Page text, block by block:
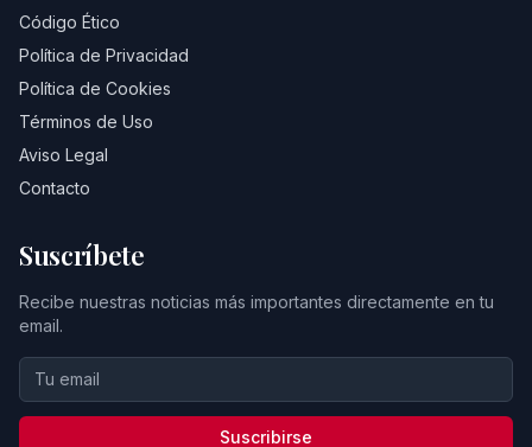
Código Ético
Política de Privacidad
Política de Cookies
Términos de Uso
Aviso Legal
Contacto
Suscríbete
Recibe nuestras noticias más importantes directamente en tu
email.
Suscribirse